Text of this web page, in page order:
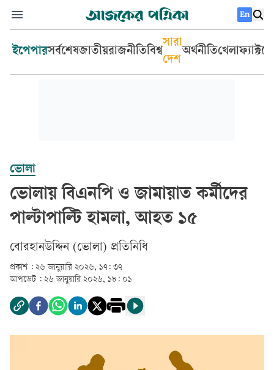
En
ইপেপারসর্বশেষজাতীয়রাজনীতিবিশ্ব
সারা
দেশ
অর্থনীতিখেলা
ভোলা
ভোলায় বিএনপি ও জামায়াত কর্মীদের
পাল্টাপাল্টি হামলা, আহত ১৫
বোরহানউদ্দিন (ভোলা) প্রতিনিধি
প্রকাশ : ২৬ জানুয়ারি ২০২৬, ১৭: ৩৭
আপডেট : ২৬ জানুয়ারি ২০২৬, ১৮: ০১